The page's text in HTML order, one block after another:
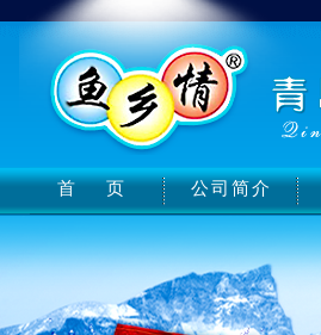
首 页 公司简介